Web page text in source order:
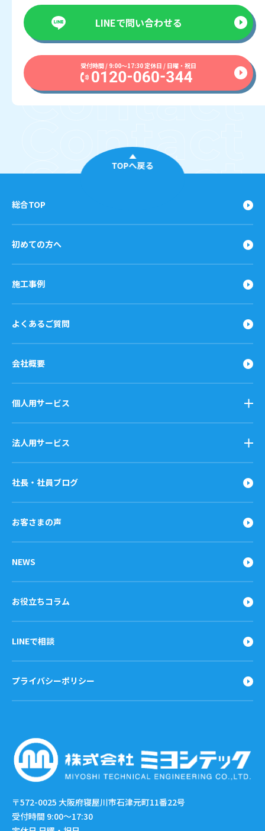
LINEで問い合わせる
受付時間 / 9:00〜17:30 定休日 / 日曜・祝日
TOPへ戻る
総合TOP
初めての方へ
施工事例
よくあるご質問
会社概要
個人用サービス
法人用サービス
社長・社員ブログ
お客さまの声
NEWS
お役立ちコラム
LINEで相談
プライバシーポリシー
〒572-0025 大阪府寝屋川市石津元町11番22号
受付時間 9:00〜17:30